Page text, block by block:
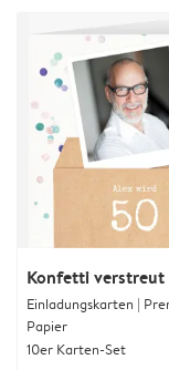
Konfetti verstreut
Einladungskarten |
Papier
10er Karten-Set